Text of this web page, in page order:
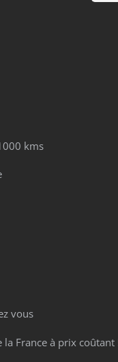
kms
vous
France à prix coûtant